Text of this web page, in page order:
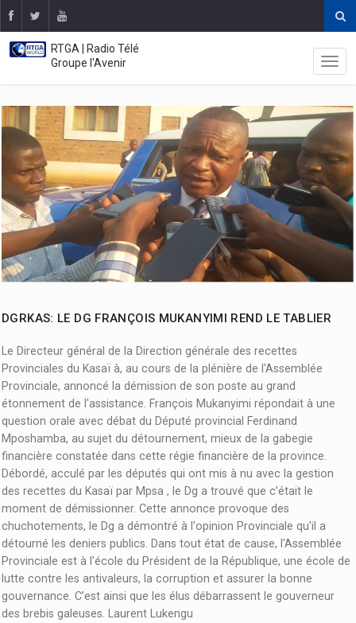
RTGA | Radio Télé
Groupe l'Avenir
DGRKAS: LE DG FRANÇOIS MUKANYIMI REND LE TABLIER
Le Directeur général de la Direction générale des recettes
Provinciales du Kasaï à, au cours de la plénière de l'Assemblée
Provinciale, annoncé la démission de son poste au grand
étonnement de l'assistance. François Mukanyimi répondait à une
question orale avec débat du Député provincial Ferdinand
Mposhamba, au sujet du détournement, mieux de la gabegie
financière constatée dans cette régie financière de la province.
Débordé, acculé par les députés qui ont mis à nu avec la gestion
des recettes du Kasaï par Mpsa , le Dg a trouvé que c’était le
moment de démissionner. Cette annonce provoque des
chuchotements, le Dg a démontré à l'opinion Provinciale qu'il a
détourné les deniers publics. Dans tout état de cause, l'Assemblée
Provinciale est à l'école du Président de la République, une école de
lutte contre les antivaleurs, la corruption et assurer la bonne
gouvernance. C’est ainsi que les élus débarrassent le gouverneur
des brebis galeuses. Laurent Lukengu